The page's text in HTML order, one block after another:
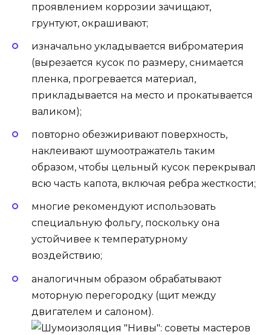
проявлением коррозии зачищают,
грунтуют, окрашивают;
изначально укладывается виброматерия
(вырезается кусок по размеру, снимается
пленка, прогревается материал,
прикладывается на место и прокатывается
валиком);
повторно обезжиривают поверхность,
наклеивают шумоотражатель таким
образом, чтобы цельный кусок перекрывал
всю часть капота, включая ребра жесткости;
многие рекомендуют использовать
специальную фольгу, поскольку она
устойчивее к температурному
воздействию;
аналогичным образом обрабатывают
моторную перегородку (щит между
двигателем и салоном).